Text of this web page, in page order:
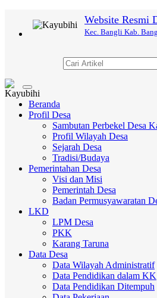
Website Resmi
Kec. Bangli Kab.
Toggle
navigation
Beranda
Profil Desa
Sambutan Perbekel Desa
Profil Wilayah Desa
Sejarah Desa
Tradisi/Budaya
Pemerintahan Desa
Visi dan Misi
Pemerintah Desa
Badan Permusyawaratan
LKD
LPM Desa
PKK
Karang Taruna
Data Desa
Data Wilayah Administratif
Data Pendidikan dalam KK
Data Pendidikan Ditempuh